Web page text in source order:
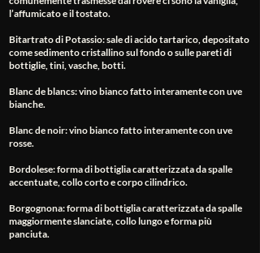
l’affumicato e il tostato.
Bitartrato di Potassio: sale di acido tartarico, depositato
come sedimento cristallino sul fondo o sulle pareti di
bottiglie, tini, vasche, botti.
Blanc de blancs: vino bianco fatto interamente con uve
bianche.
Blanc de noir: vino bianco fatto interamente con uve
rosse.
Bordolese: forma di bottiglia caratterizzata da spalle
accentuate, collo corto e corpo cilindrico.
Borgognona: forma di bottiglia caratterizzata da spalle
maggiormente slanciate, collo lungo e forma più
panciuta.